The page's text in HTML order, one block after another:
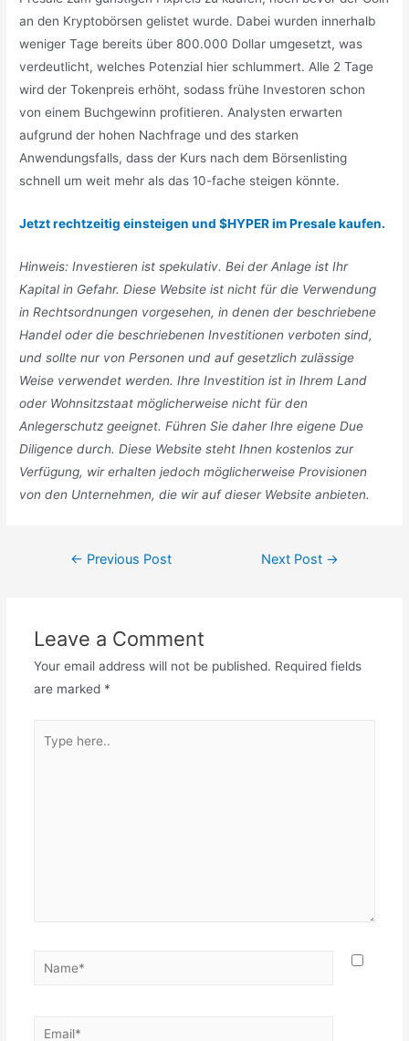
an den Kryptobörsen gelistet wurde. Dabei wurden innerhalb
weniger Tage bereits über 800.000 Dollar umgesetzt, was
verdeutlicht, welches Potenzial hier schlummert. Alle 2 Tage
wird der Tokenpreis erhöht, sodass frühe Investoren schon
von einem Buchgewinn profitieren. Analysten erwarten
aufgrund der hohen Nachfrage und des starken
Anwendungsfalls, dass der Kurs nach dem Börsenlisting
schnell um weit mehr als das 10-fache steigen könnte.
Jetzt rechtzeitig einsteigen und $HYPER im Presale kaufen.
Hinweis: Investieren ist spekulativ. Bei der Anlage ist Ihr
Kapital in Gefahr. Diese Website ist nicht für die Verwendung
in Rechtsordnungen vorgesehen, in denen der beschriebene
Handel oder die beschriebenen Investitionen verboten sind,
und sollte nur von Personen und auf gesetzlich zulässige
Weise verwendet werden. Ihre Investition ist in Ihrem Land
oder Wohnsitzstaat möglicherweise nicht für den
Anlegerschutz geeignet. Führen Sie daher Ihre eigene Due
Diligence durch. Diese Website steht Ihnen kostenlos zur
Verfügung, wir erhalten jedoch möglicherweise Provisionen
von den Unternehmen, die wir auf dieser Website anbieten.
Post← Previous Post Next Post →
Leave a Comment
Your email address will not be published. Required fields
are marked *
here..
Name*
Email*